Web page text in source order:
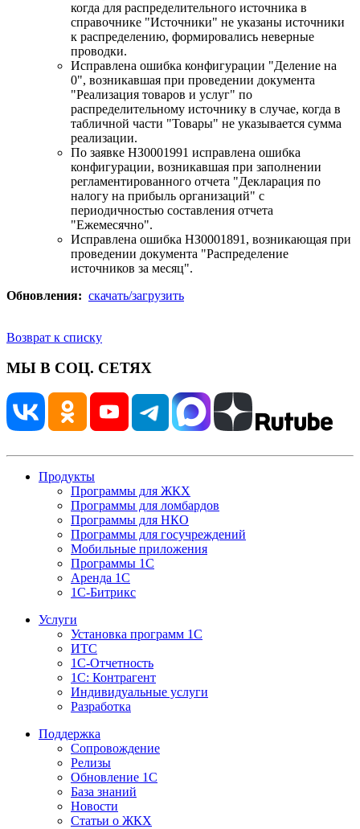
когда для распределительного источника в
справочнике "Источники" не указаны источники
к распределению, формировались неверные
проводки.
Исправлена ошибка конфигурации "Деление на
0", возникавшая при проведении документа
"Реализация товаров и услуг" по
распределительному источнику в случае, когда в
табличной части "Товары" не указывается сумма
реализации.
По заявке НЗ0001991 исправлена ошибка
конфигурации, возникавшая при заполнении
регламентированного отчета "Декларация по
налогу на прибыль организаций" с
периодичностью составления отчета
"Ежемесячно".
Исправлена ошибка НЗ0001891, возникающая при
проведении документа "Распределение
источников за месяц".
Обновления: скачать/загрузить
Возврат к списку
МЫ В СОЦ. СЕТЯХ
Продукты
Программы для ЖКХ
Программы для ломбардов
Программы для НКО
Программы для госучреждений
Мобильные приложения
Программы 1С
Аренда 1С
1С-Битрикс
Услуги
Установка программ 1С
ИТС
1С-Отчетность
1С: Контрагент
Индивидуальные услуги
Разработка
Поддержка
Сопровождение
Релизы
Обновление 1С
База знаний
Новости
Статьи о ЖКХ